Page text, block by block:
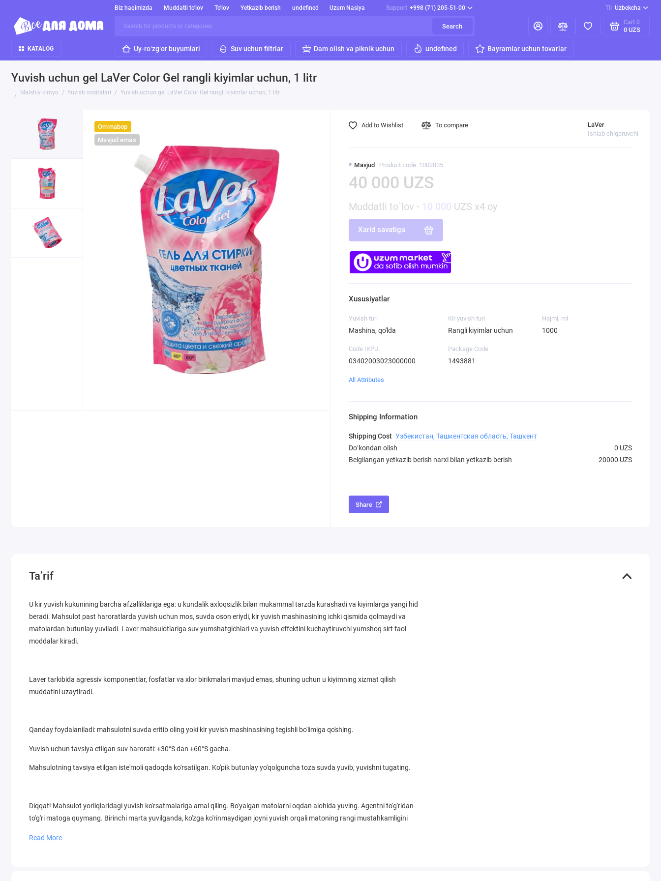
Biz haqimizda Muddatli to'lov To'lov Yetkazib berish undefined Uzum Nasiya Support +998 (71) 205-51-00 Til Uzbekcha
Search
Cart 0
0 UZS
KATALOG Uy-roʻzgʻor buyumlari Suv uchun filtrlar Dam olish va piknik uchun undefined Bayramlar uchun tovarlar
Yuvish uchun gel LaVer Color Gel rangli kiyimlar uchun, 1 litr
Maishiy kimyo Yuvish vositalari Yuvish uchun gel LaVer Color Gel rangli kiyimlar uchun, 1 litr
Ommabop
Mavjud emas
Mavjud Product code: 1002005
LaVer
Ishlab chiqaruvchi
40 000 UZS
Muddatli to`lov - 10 000 UZS x4 oy
Xarid savatiga
Add to Wishlist To compare
Xususiyatlar
Yuvish turi
Mashina, qo'lda
Kir yuvish turi
Rangli kiyimlar uchun
Hajmi, ml
1000
Code IKPU
03402003023000000
Package Code
1493881
All Attributes
Shipping Information
Shipping Cost Узбекистан, Ташкентская область, Ташкент
Doʻkondan olish
0 UZS
Belgilangan yetkazib berish narxi bilan yetkazib berish
20000 UZS
Share
Ta’rif
U kir yuvish kukunining barcha afzalliklariga ega: u kundalik axloqsizlik bilan mukammal tarzda kurashadi va kiyimlarga yangi hid
beradi. Mahsulot past haroratlarda yuvish uchun mos, suvda oson eriydi, kir yuvish mashinasining ichki qismida qolmaydi va
matolardan butunlay yuviladi. Laver mahsulotlariga suv yumshatgichlari va yuvish effektini kuchaytiruvchi yumshoq sirt faol
moddalar kiradi.
Laver tarkibida agressiv komponentlar, fosfatlar va xlor birikmalari mavjud emas, shuning uchun u kiyimning xizmat qilish
muddatini uzaytiradi.
Qanday foydalaniladi: mahsulotni suvda eritib oling yoki kir yuvish mashinasining tegishli bo'limiga qo'shing.
Yuvish uchun tavsiya etilgan suv harorati: +30°S dan +60°S gacha.
Mahsulotning tavsiya etilgan iste'moli qadoqda ko'rsatilgan. Ko'pik butunlay yo'qolguncha toza suvda yuvib, yuvishni tugating.
Diqqat! Mahsulot yorliqlaridagi yuvish ko'rsatmalariga amal qiling. Bo'yalgan matolarni oqdan alohida yuving. Agentni to'g'ridan-
to'g'ri matoga quymang. Birinchi marta yuvilganda, ko'zga ko'rinmaydigan joyni yuvish orqali matoning rangi mustahkamligini
Read More